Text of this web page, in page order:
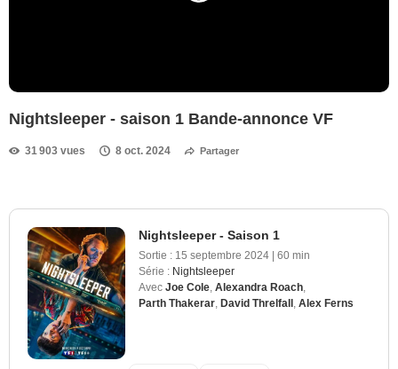
Nightsleeper - saison 1 Bande-annonce VF
31 903 vues 8 oct. 2024 Partager
Nightsleeper - Saison 1
Sortie : 15 septembre 2024 | 60 min
Série : Nightsleeper
Avec Joe Cole Alexandra Roach
Parth Thakerar David Threlfall Alex Ferns